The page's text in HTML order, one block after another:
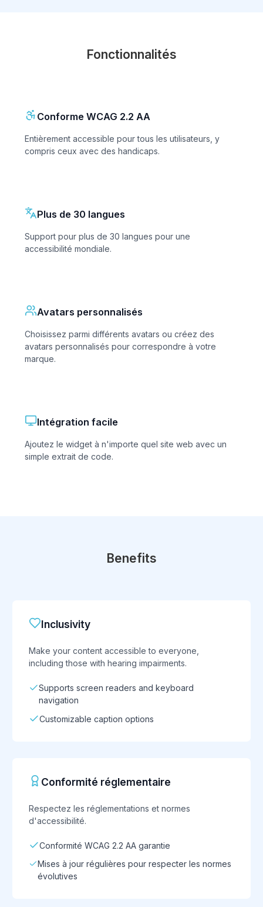
Fonctionnalités
Conforme WCAG 2.2 AA
Entièrement accessible pour tous les utilisateurs, y
compris ceux avec des handicaps.
Plus de 30 langues
Support pour plus de 30 langues pour une
accessibilité mondiale.
Avatars personnalisés
Choisissez parmi différents avatars ou créez des
avatars personnalisés pour correspondre à votre
marque.
Intégration facile
Ajoutez le widget à n'importe quel site web avec un
simple extrait de code.
Benefits
Inclusivity
Make your content accessible to everyone,
including those with hearing impairments.
Supports screen readers and keyboard
navigation
Customizable caption options
Conformité réglementaire
Respectez les réglementations et normes
d'accessibilité.
Conformité WCAG 2.2 AA garantie
Mises à jour régulières pour respecter les normes
évolutives